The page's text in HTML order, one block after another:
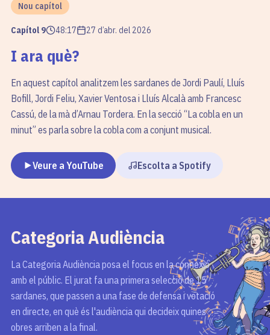
Nou capítol
Capítol 9 48:17 27 d’abr. del 2026
I ara què?
En aquest capítol analitzem les sardanes de Jordi Paulí, Lluís
Bofill, Jordi Feliu, Xavier Ventosa i Lluís Alcalà amb Francesc
Cassú, de la mà d’Arnau Tordera. En la secció “La cobla en un
minut” es parla sobre la cobla com a conjunt musical.
Veure a YouTube Escolta a Spotify
CategoriaAudiència
La Categoria Audiència posa el focus en la connexió
amb el públic. El jurat fa una primera selecció de 15
sardanes, que passen a una fase de defensa i votació
en directe, en què és l'audiència qui decideix quines
obres arriben a la final.